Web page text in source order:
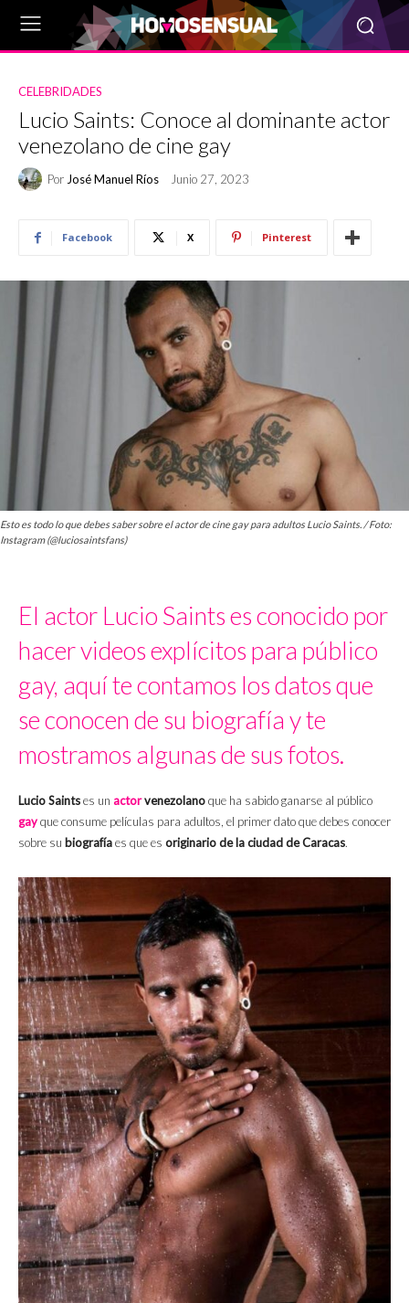
CELEBRIDADES
Lucio Saints: Conoce al dominante actor
venezolano de cine gay
Por José Manuel Ríos Junio 27, 2023
Facebook X Pinterest
Esto es todo lo que debes saber sobre el actor de cine gay para adultos Lucio Saints. / Foto:
Instagram (@luciosaintsfans)
El actor Lucio Saints es conocido por
hacer videos explícitos para público
gay, aquí te contamos los datos que
se conocen de su biografía y te
mostramos algunas de sus fotos.
Lucio Saintses un actorvenezolanoque ha sabido ganarse al público
gayque consume películas para adultos, el primer dato que debes conocer
sobre su biografíaes que es originario de la ciudad de Caracas.